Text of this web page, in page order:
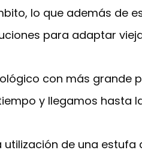
lo que además de
para adaptar
con más grande
y llegamos hasta
de una